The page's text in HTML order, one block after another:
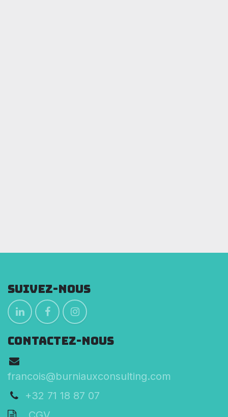
Suivez-nous
CONTACTEZ-NOUS
francois@burniauxconsulting.com
+32 71 18 87 07